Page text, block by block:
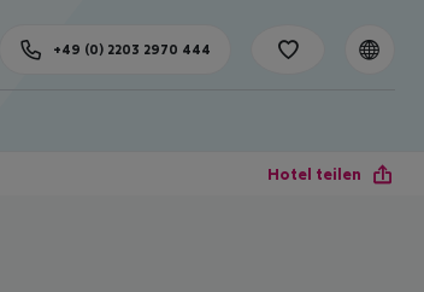
+49 (0) 2203 2970 444
Hotel teilen